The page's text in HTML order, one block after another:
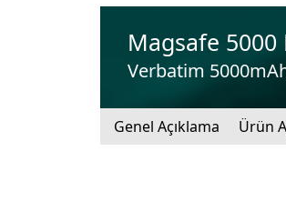
Magsafe
Verbatim
Genel Açıklama Ürün